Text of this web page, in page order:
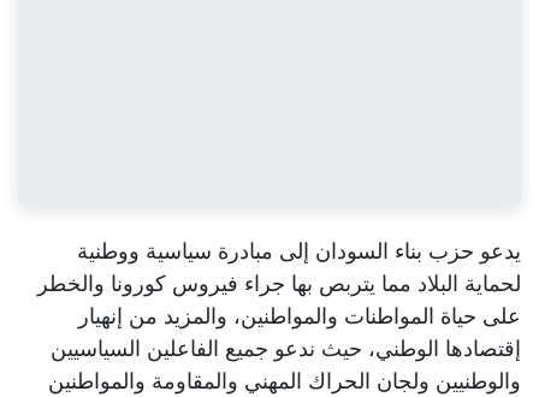
يدعو حزب بناء السودان إلى مبادرة سياسية ووطنية
لحماية البلاد مما يتربص بها جراء فيروس كورونا والخطر
على حياة المواطنات والمواطنين، والمزيد من إنهيار
إقتصادها الوطني، حيث ندعو جميع الفاعلين السياسيين
والوطنيين ولجان الحراك المهني والمقاومة والمواطنين